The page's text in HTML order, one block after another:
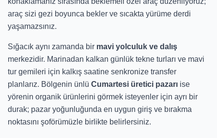
araç sizi gezi boyunca bekler ve sıcakta yürüme derdi
yaşamazsınız.
Sığacık aynı zamanda bir mavi yolculuk ve dalış
merkezidir. Marinadan kalkan günlük tekne turları ve mavi
tur gemileri için kalkış saatine senkronize transfer
planlarız. Bölgenin ünlü Cumartesi üretici pazarı ise
yörenin organik ürünlerini görmek isteyenler için ayrı bir
durak; pazar yoğunluğunda en uygun giriş ve bırakma
noktasını şoförümüzle birlikte belirlersiniz.